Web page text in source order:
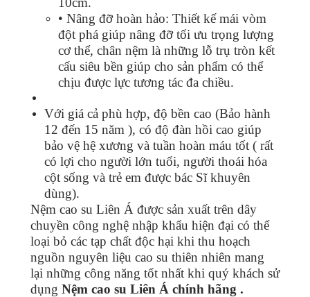
• Nâng đỡ hoàn hảo: Thiết kế mái vòm
đột phá giúp nâng đỡ tối ưu trọng lượng
cơ thể, chân nệm là những lỗ trụ tròn kết
cấu siêu bền giúp cho sản phẩm có thể
chịu được lực tương tác đa chiều.
Với giá cả phù hợp, độ bền cao (Bảo hành
12 đến 15 năm ), có độ đàn hồi cao giúp
bảo vệ hệ xương và tuần hoàn máu tốt ( rất
có lợi cho người lớn tuổi, người thoái hóa
cột sống và trẻ em được bác Sĩ khuyên
dùng).
Nệm cao su Liên Á được sản xuất trên dây
chuyền công nghệ nhập khẩu hiện đại có thể
loại bỏ các tạp chất độc hại khi thu hoạch
nguồn nguyên liệu cao su thiên nhiên mang
lại những công năng tốt nhất khi quý khách sử
dụng Nệm cao su Liên Á chính hãng .